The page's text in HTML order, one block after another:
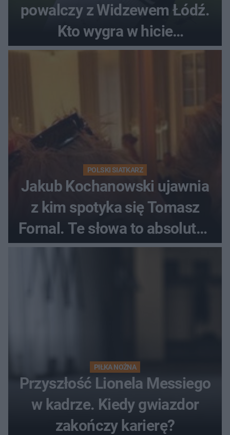
powalczy z Widzewem Łódź.
Kto wygra w hicie
Ekstraklasy?
POLSKI SIATKARZ
Jakub Kochanowski ujawnia
z kim spotyka się Tomasz
Fornal. Te słowa to absolutny
hit
PIŁKA NOŻNA
Przyszłość Lionela Messiego
w kadrze. Kiedy gwiazdor
zakończy karierę?